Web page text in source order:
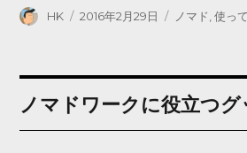
a
e
b
w
t
t
投
HK
投
2016年2月29日
カ
ノマド ,使っ
ノマドワークに役立つグ